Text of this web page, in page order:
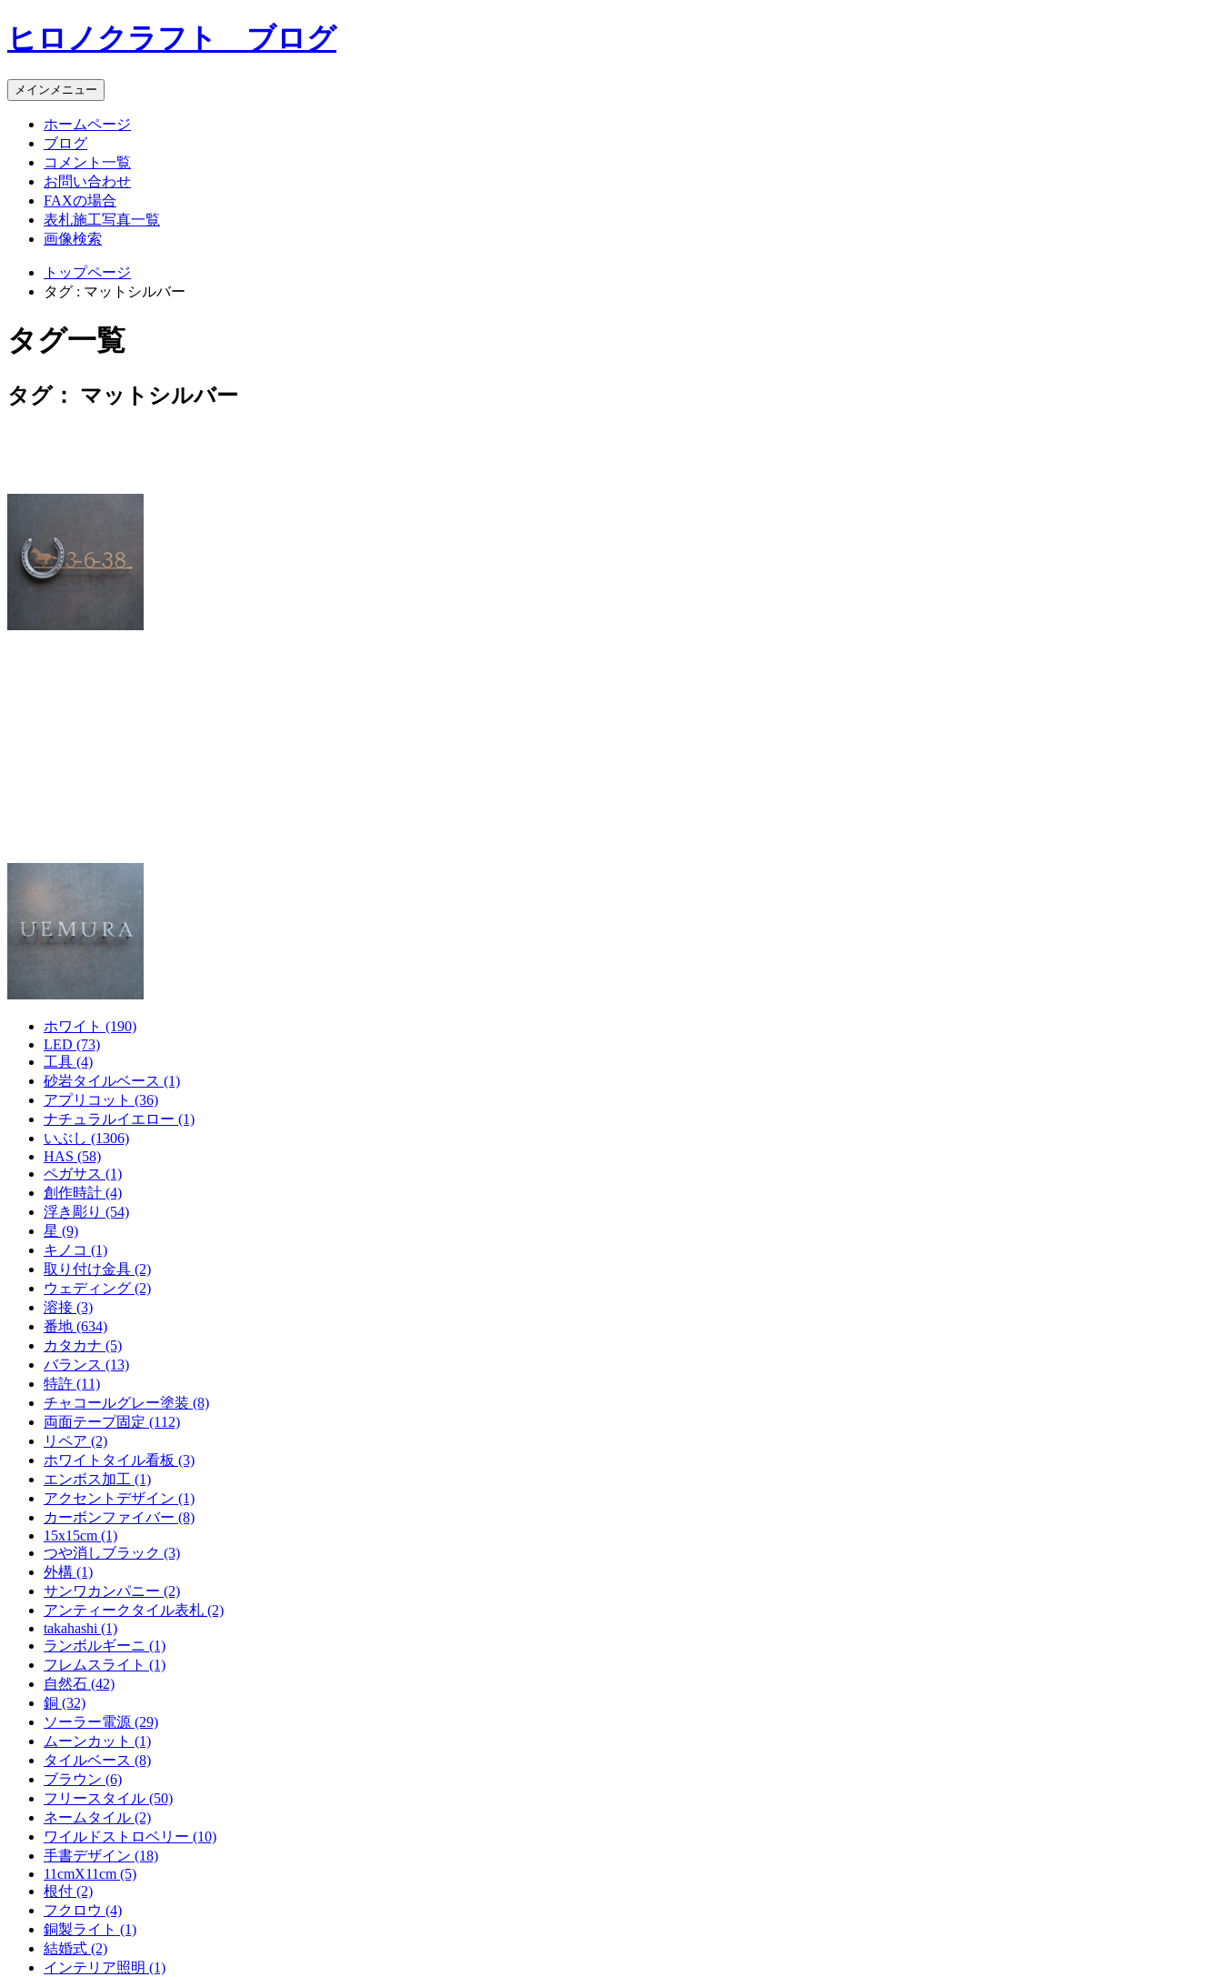
コ
ン
ン
ツ
ヒロノクラフト ブログ
メインメニュー
ホームページ
ブログ
コメント一覧
お問い合わせ
FAXの場合
表札施工写真一覧
画像検索
トップページ
タグ : マットシルバー
タグ一覧
タグ： マットシルバー
ホワイト (190)
LED (73)
工具 (4)
砂岩タイルベース (1)
アプリコット (36)
ナチュラルイエロー (1)
いぶし (1306)
HAS (58)
ペガサス (1)
創作時計 (4)
浮き彫り (54)
星 (9)
キノコ (1)
取り付け金具 (2)
ウェディング (2)
溶接 (3)
番地 (634)
カタカナ (5)
バランス (13)
特許 (11)
チャコールグレー塗装 (8)
両面テープ固定 (112)
リペア (2)
ホワイトタイル看板 (3)
エンボス加工 (1)
アクセントデザイン (1)
カーボンファイバー (8)
15x15cm (1)
つや消しブラック (3)
外構 (1)
サンワカンパニー (2)
アンティークタイル表札 (2)
takahashi (1)
ランボルギーニ (1)
フレムスライト (1)
自然石 (42)
銅 (32)
ソーラー電源 (29)
ムーンカット (1)
タイルベース (8)
ブラウン (6)
フリースタイル (50)
ネームタイル (2)
ワイルドストロベリー (10)
手書デザイン (18)
11cmX11cm (5)
根付 (2)
フクロウ (4)
銅製ライト (1)
結婚式 (2)
インテリア照明 (1)